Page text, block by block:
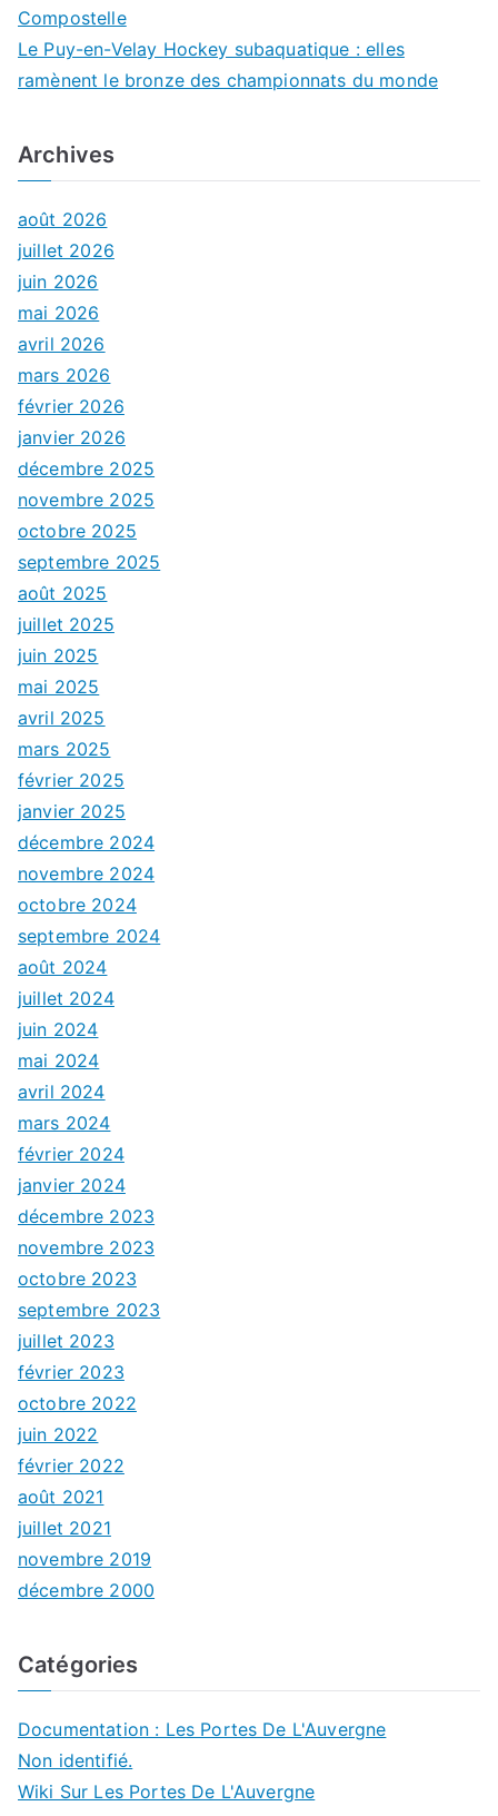
Compostelle
Le Puy-en-Velay Hockey subaquatique : elles
ramènent le bronze des championnats du monde
Archives
août 2026
juillet 2026
juin 2026
mai 2026
avril 2026
mars 2026
février 2026
janvier 2026
décembre 2025
novembre 2025
octobre 2025
septembre 2025
août 2025
juillet 2025
juin 2025
mai 2025
avril 2025
mars 2025
février 2025
janvier 2025
décembre 2024
novembre 2024
octobre 2024
septembre 2024
août 2024
juillet 2024
juin 2024
mai 2024
avril 2024
mars 2024
février 2024
janvier 2024
décembre 2023
novembre 2023
octobre 2023
septembre 2023
juillet 2023
février 2023
octobre 2022
juin 2022
février 2022
août 2021
juillet 2021
novembre 2019
décembre 2000
Catégories
Documentation : Les Portes De L'Auvergne
Non identifié.
Wiki Sur Les Portes De L'Auvergne